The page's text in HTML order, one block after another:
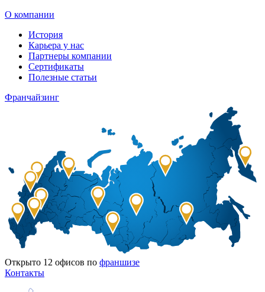
О компании
История
Карьера у нас
Партнеры компании
Сертификаты
Полезные статьи
Франчайзинг
Открыто 12 офисов по франшизе
Контакты